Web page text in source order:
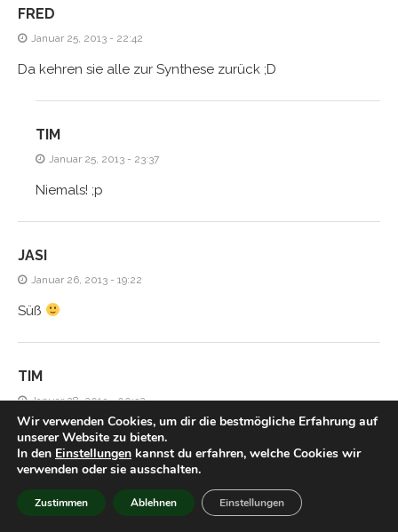
FRED
Januar 25, 2013 - 22:42
Da kehren sie alle zur Synthese zurück ;D
TIM
Januar 25, 2013 - 23:37
Niemals! ;p
JASI
Januar 26, 2013 - 19:22
Süß
TIM
Januar 28, 2013 - 00:32
Hmm aber gegen ein gutes Licher kommt das doch nicht
an, oder?
HIACYNTA
Wir verwenden Cookies, um dir die bestmögliche Erfahrung auf
unserer Website zu bieten.
In den Einstellungen kannst du erfahren, welche Cookies wir
verwenden oder sie ausschalten.
Zustimmen Ablehnen Einstellungen